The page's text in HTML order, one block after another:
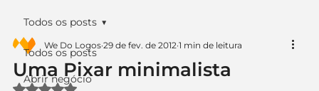
Todos os posts
Abrir negócio
Todos os posts
Uma Pixar minimalista
We Do Logos 29 de fev. de 2012 1 min de leitura
Avaliado com NaN de 5 estrelas.